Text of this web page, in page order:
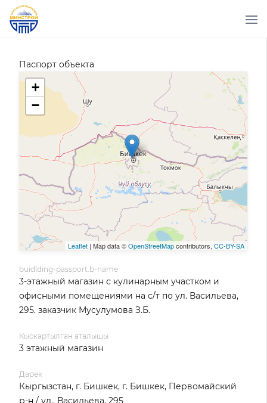
Паспорт объекта
+
−
Leaflet | Map data ©OpenStreetMapcontributors, CC-BY-SA
buidlding-passport.b-name
3-этажный магазин с кулинарным участком и
офисными помещениями на с/т по ул. Васильева,
295. заказчик Мусулумова З.Б.
Кыскартылган аталышы
3 этажный магазин
Дарек
Кыргызстан, г. Бишкек, г. Бишкек, Первомайский
р-н / ул.. Васильева, 295